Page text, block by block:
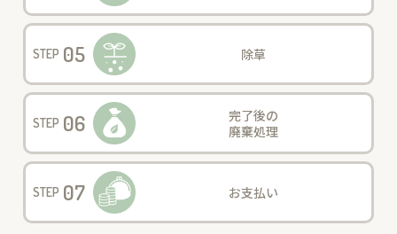
STEP 05 除草
STEP 06
完了後の
廃棄処理
STEP 07 お支払い